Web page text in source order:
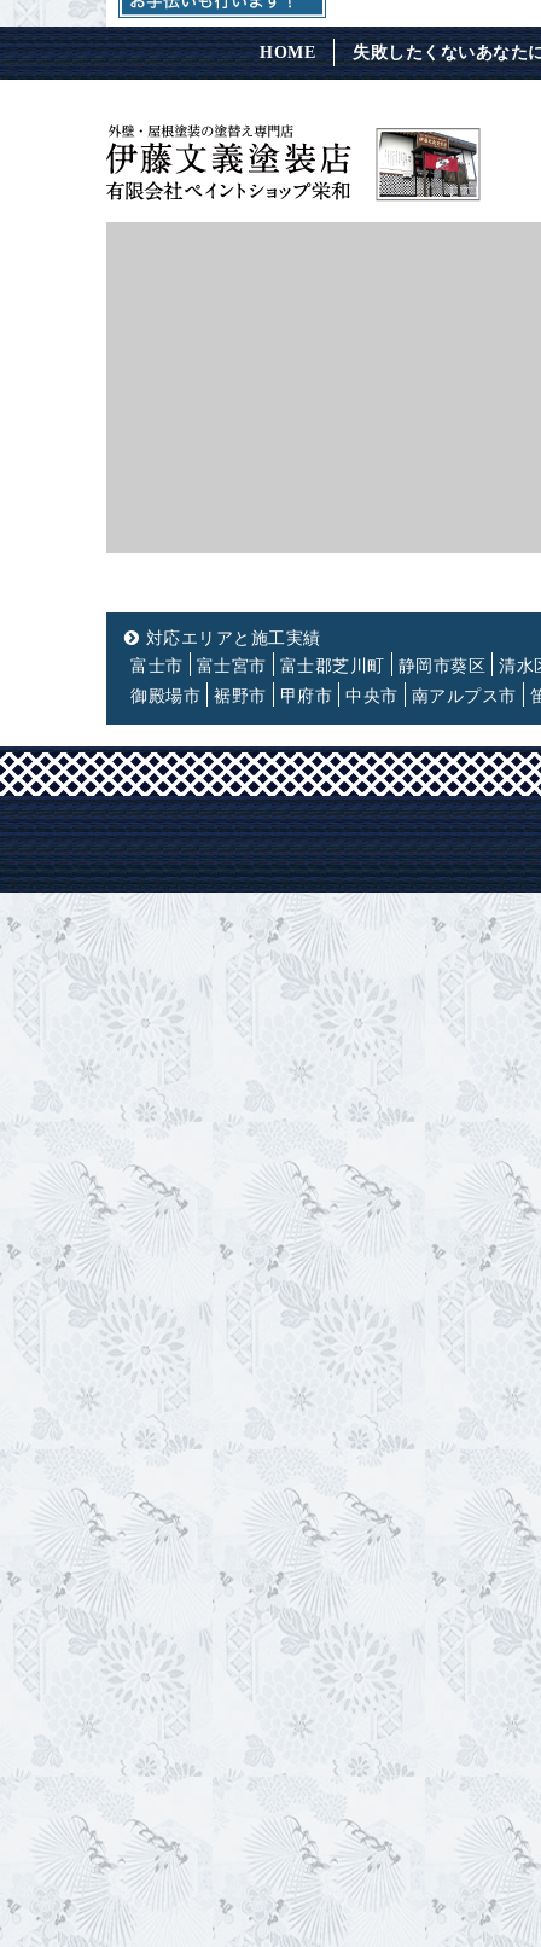
HOME 失敗したくないあなた
対応エリアと施工実績
富士市
富士宮市 富士郡芝川町 静岡市葵区
清水
御殿場市
裾野市 甲府市 中央市 南アルプス市